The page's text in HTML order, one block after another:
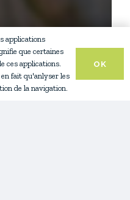
applications
que certaines
ces applications.
fait qu'anlyser les
de la navigation.
OK